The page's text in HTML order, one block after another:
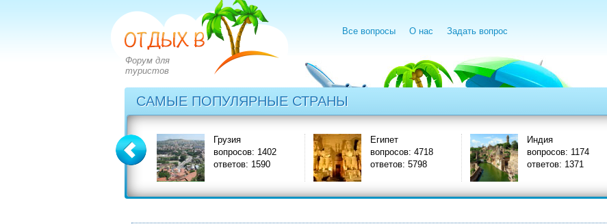
Форум для
туристов
Все вопросы О нас Задать вопрос
САМЫЕ ПОПУЛЯРНЫЕ СТРАНЫ
вопросов: 2828
Грузия
вопросов: 1402
ответов: 1590
Египет
вопросов: 4718
ответов: 5798
Индия
вопросов: 1174
ответов: 1371